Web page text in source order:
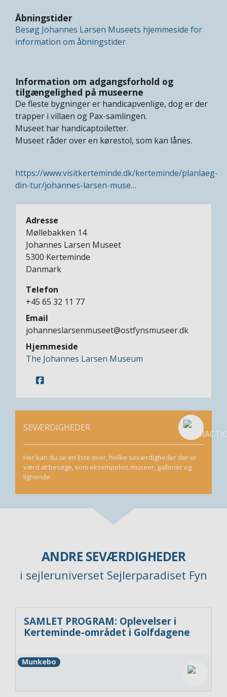
Åbningstider
Besøg Johannes Larsen Museets hjemmeside for
information om åbningstider
Information om adgangsforhold og
tilgængelighed på museerne
De fleste bygninger er handicapvenlige, dog er der
trapper i villaen og Pax-samlingen.
Museet har handicaptoiletter.
Museet råder over en kørestol, som kan lånes.
https://www.visitkerteminde.dk/kerteminde/planlaeg-
din-tur/johannes-larsen-muse…
Adresse
Møllebakken 14
Johannes Larsen Museet
5300 Kerteminde
Danmark
Telefon
+45 65 32 11 77
Email
johanneslarsenmuseet@ostfynsmuseer.dk
Hjemmeside
The Johannes Larsen Museum
SEVÆRDIGHEDER
Her kan du se en liste over, hvilke seværdigheder der er
værd at besøge, som eksempelvis museer, gallerier og
lignende.
ANDRE SEVÆRDIGHEDER
i sejleruniverset Sejlerparadiset Fyn
SAMLET PROGRAM: Oplevelser i
Kerteminde-området i Golfdagene
Munkebo